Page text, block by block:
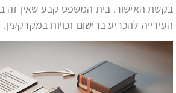
בקשת האישור. בית המשפט קבע שאין זה
העירייה להכריע ברישום זכויות במקרקעין.